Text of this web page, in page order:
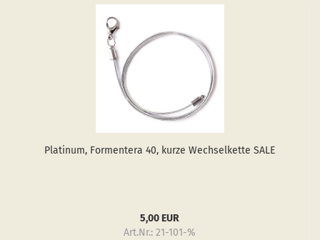
Pla­ti­num, For­m­en­te­ra 40, kurze Wech­sel­ket­te SALE
5,00 EUR
Art.Nr.: 21-101-%